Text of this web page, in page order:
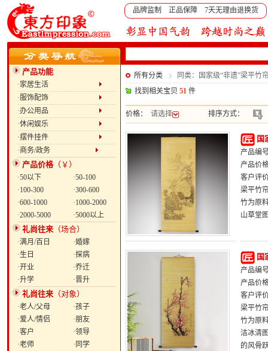
品牌监制 正品保障 7天无理由退换货
产品功能
·家居生活
·服饰配饰
·办公用品
·休闲娱乐
·摆件挂件
·商务/政务
产品价格（￥）
·50以下
·50-100
·100-300
·300-600
·600-1000
·1000-2000
·2000-5000
·5000以上
礼尚往来 （场合）
·满月/百日
·婚嫁
·生日
·探病
·开业
·乔迁
·升学
·晋升
礼尚往来 （对象）
·老人/父母
·孩子
·爱人/情侣
·朋友
·客户
·领导
·老师
·同学
所有分类
同类：国家级“非遗”梁平竹
找到相关宝贝 51 件
价格： 请选择 排序方式：
国
产品编
产品价
客户评
梁平竹
竹为原
山草堂
国
产品编
产品价
客户评
梁平竹
竹为原
洁冰清
的风骨